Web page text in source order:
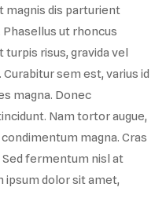
magnis dis parturient
ut rhoncus
risus, gravida vel
sem est, varius id
magna. Donec
Nam tortor augue,
magna. Cras
Sed fermentum nisl at
ipsum dolor sit amet,